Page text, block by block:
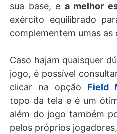
sua base, e a melhor
exército equilibrado
complementem umas as
Caso hajam quaisquer
jogo, é possível
clicar na opção Field
topo da tela e é um
além do jogo também
pelos próprios